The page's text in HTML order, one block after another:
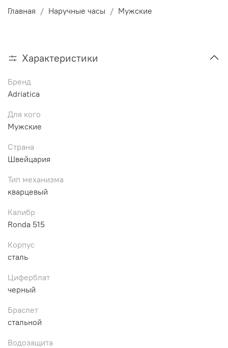
Главная Наручные часы Мужские
Характеристики
Бренд
Adriatica
Для кого
Мужские
Страна
Швейцария
Тип механизма
кварцевый
Калибр
Ronda 515
Корпус
сталь
Циферблат
черный
Браслет
стальной
Водозащита